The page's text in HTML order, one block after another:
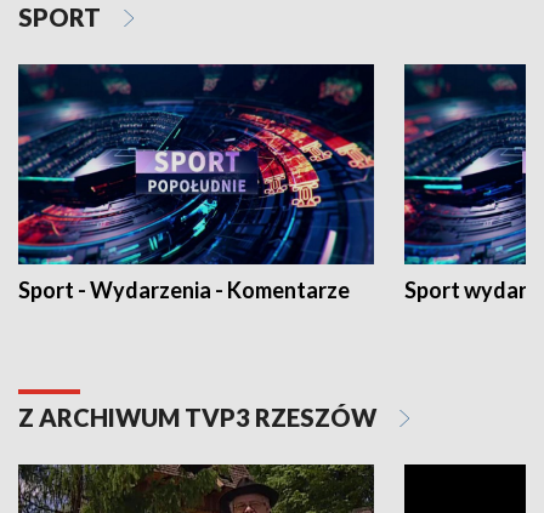
SPORT
Sport - Wydarzenia - Komentarze Sport
Z ARCHIWUM TVP3 RZESZÓW